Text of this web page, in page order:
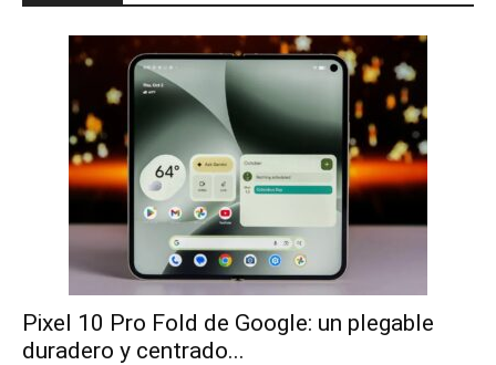
Pixel 10 Pro Fold de Google: un plegable
duradero y centrado...